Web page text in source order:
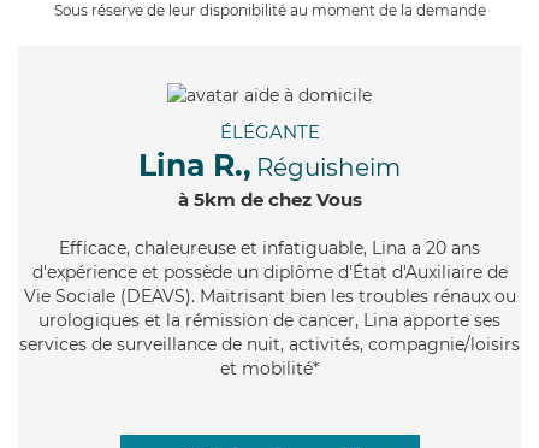
Sous réserve de leur disponibilité au moment de la demande
ÉLÉGANTE
Lina R., Réguisheim
à 5km de chez Vous
Efficace, chaleureuse et infatiguable, Lina a 20 ans
d'expérience et possède un diplôme d'État d'Auxiliaire de
Vie Sociale (DEAVS). Maitrisant bien les troubles rénaux ou
urologiques et la rémission de cancer, Lina apporte ses
services de surveillance de nuit, activités, compagnie/loisirs
et mobilité*